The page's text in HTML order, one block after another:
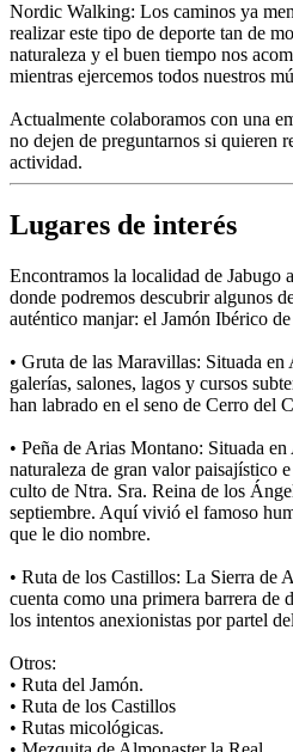
Nordic Walking: Los caminos ya
realizar este tipo de deporte tan de
naturaleza y el buen tiempo nos
mientras ejercemos todos nuestros
Actualmente colaboramos con una
no dejen de preguntarnos si quieren
actividad.
Lugares de interés
Encontramos la localidad de Jabugo
donde podremos descubrir algunos
auténtico manjar: el Jamón Ibérico
• Gruta de las Maravillas: Situada
galerías, salones, lagos y cursos
han labrado en el seno de Cerro del
• Peña de Arias Montano: Situada
naturaleza de gran valor paisajístico
culto de Ntra. Sra. Reina de los
septiembre. Aquí vivió el famoso
que le dio nombre.
• Ruta de los Castillos: La Sierra de
cuenta como una primera barrera de
los intentos anexionistas por partel
Otros:
• Ruta del Jamón.
• Ruta de los Castillos
• Rutas micológicas.